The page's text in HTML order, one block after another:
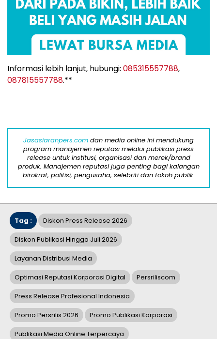
Informasi lebih lanjut, hubungi: 085315557788,
087815557788.**
Jasasiaranpers.com dan media online ini mendukung
program manajemen reputasi melalui publikasi press
release untuk institusi, organisasi dan merek/brand
produk. Manajemen reputasi juga penting bagi kalangan
birokrat, politisi, pengusaha, selebriti dan tokoh publik.
Tag : Diskon Press Release 2026
Diskon Publikasi Hingga Juli 2026
Layanan Distribusi Media
Optimasi Reputasi Korporasi Digital Persriliscom
Press Release Profesional Indonesia
Promo Persrilis 2026 Promo Publikasi Korporasi
Publikasi Media Online Terpercaya